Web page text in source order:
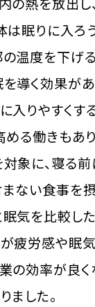
は眠りに入ろ
温度を下げる
導く効果があ
入りやすくす
める働きもあり
象に、寝る前
ない食事を
気を比較し
疲労感や眠気
の効率が良く
ました。